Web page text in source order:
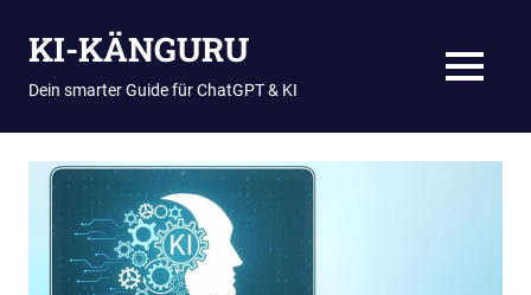
InhaltKI-KÄNGURU
Dein smarter Guide für ChatGPT & KI MENÜ